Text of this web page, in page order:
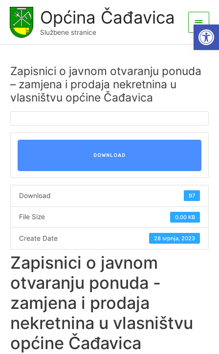
content
Općina Čađavica
Službene stranice
Main
Menu
Zapisnici o javnom otvaranju ponuda
– zamjena i prodaja nekretnina u
vlasništvu općine Čađavica
DOWNLOAD
Download 97
File Size 0.00 KB
Create Date 28 srpnja, 2023
Zapisnici o javnom
otvaranju ponuda -
zamjena i prodaja
nekretnina u vlasništvu
općine Čađavica